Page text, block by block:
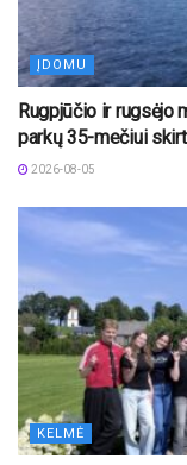
ĮDOMU
Rugpjūčio ir rugsėjo
parkų 35-mečiui
2026-08-05
KELMĖ